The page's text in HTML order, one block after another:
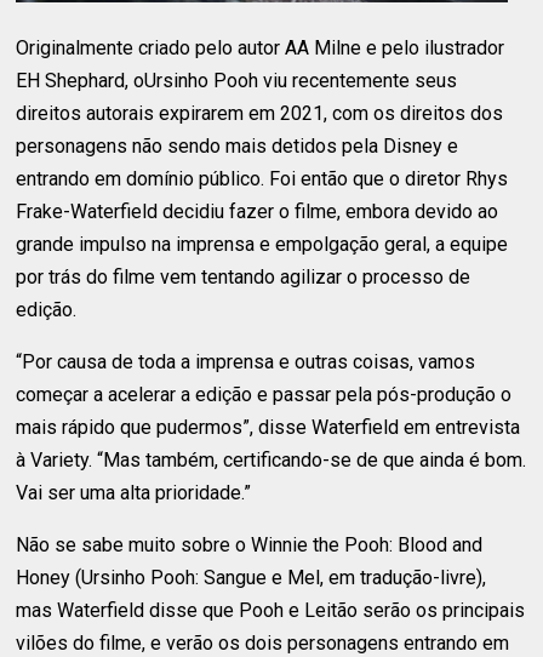
Originalmente criado pelo autor AA Milne e pelo ilustrador
EH Shephard, oUrsinho Pooh viu recentemente seus
direitos autorais expirarem em 2021, com os direitos dos
personagens não sendo mais detidos pela Disney e
entrando em domínio público. Foi então que o diretor Rhys
Frake-Waterfield decidiu fazer o filme, embora devido ao
grande impulso na imprensa e empolgação geral, a equipe
por trás do filme vem tentando agilizar o processo de
edição.
“Por causa de toda a imprensa e outras coisas, vamos
começar a acelerar a edição e passar pela pós-produção o
mais rápido que pudermos”, disse Waterfield em entrevista
à Variety. “Mas também, certificando-se de que ainda é bom.
Vai ser uma alta prioridade.”
Não se sabe muito sobre o Winnie the Pooh: Blood and
Honey (Ursinho Pooh: Sangue e Mel, em tradução-livre),
mas Waterfield disse que Pooh e Leitão serão os principais
vilões do filme, e verão os dois personagens entrando em